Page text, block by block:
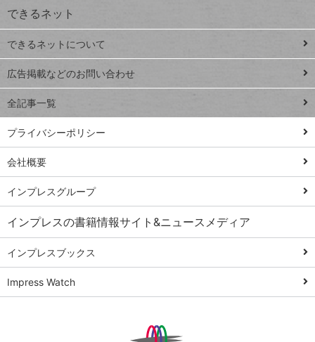
close
閉じ
る
連載
Excel Q&A
トイアンナ流仕
事術
PowerAutomate
ではじめる業務
の完全自動化
AI議事録作成術
Windows 11
Q&A
Teams踏み込み
活用術
Excel講師の仕事
術
できるネット
できるネットについて
広告掲載などのお問い合わせ
全記事一覧
プライバシーポリシー
会社概要
インプレスグループ
インプレスの書籍情報サイト&ニュースメディア
インプレスブックス
Impress Watch